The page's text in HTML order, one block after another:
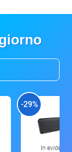
-29%
In evidenza